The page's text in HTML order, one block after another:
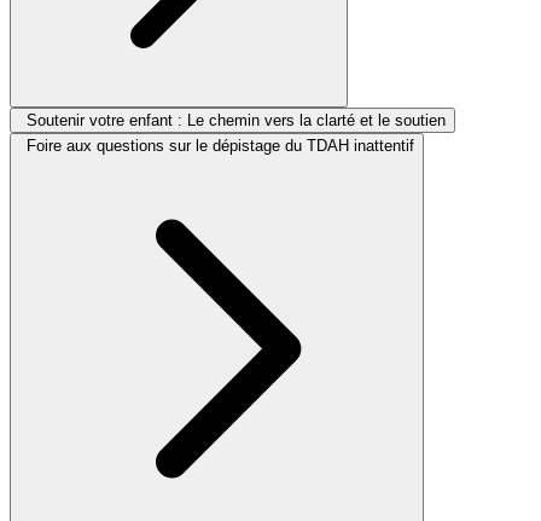
Soutenir votre enfant : Le chemin vers la clarté et le soutien
Foire aux questions sur le dépistage du TDAH inattentif